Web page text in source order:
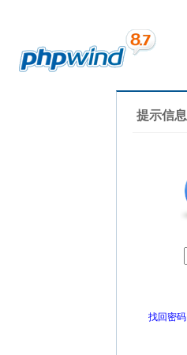
提示信息
找回密码